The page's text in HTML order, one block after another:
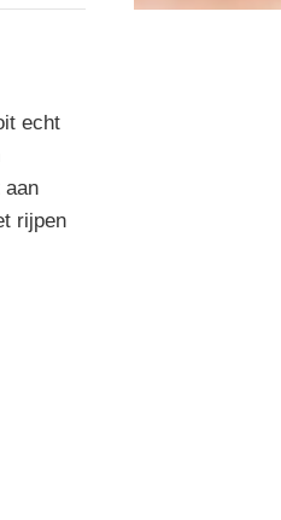
echt
aan
rijpen